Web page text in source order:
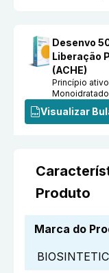
Desenvo
Liberação
(ACHE)
Princípio
Monoidratado
Visualizar
Produto
Marca do